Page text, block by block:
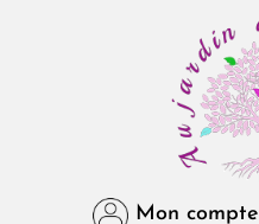
Mon compte